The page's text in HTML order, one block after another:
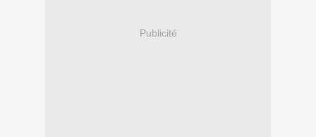
Publicité